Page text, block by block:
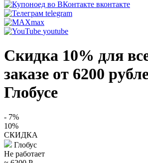
вконтакте
telegram
max
youtube
Скидка 10% для
заказе от 6200
Глобусе
- 7%
10%
СКИДКА
Глобус
Не работает